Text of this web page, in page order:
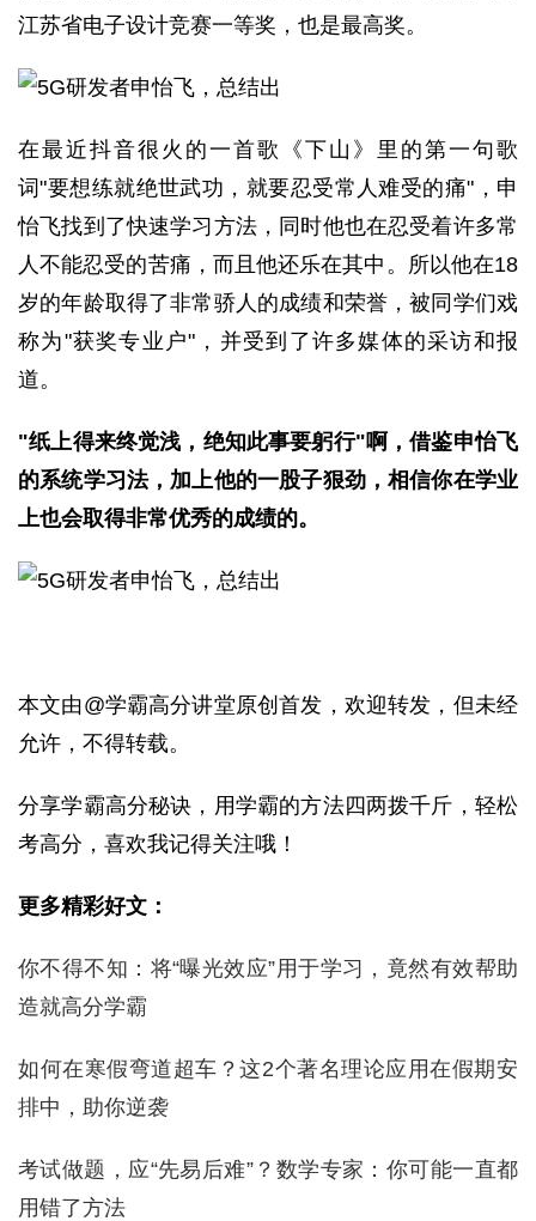
江苏省电子设计竞赛一等奖，也是最高奖。
在最近抖音很火的一首歌《下山》里的第一句歌
词"要想练就绝世武功，就要忍受常人难受的痛"，申
怡飞找到了快速学习方法，同时他也在忍受着许多常
人不能忍受的苦痛，而且他还乐在其中。所以他在18
岁的年龄取得了非常骄人的成绩和荣誉，被同学们戏
称为"获奖专业户"，并受到了许多媒体的采访和报
道。
"纸上得来终觉浅，绝知此事要躬行"啊，借鉴申怡飞
的系统学习法，加上他的一股子狠劲，相信你在学业
上也会取得非常优秀的成绩的。
本文由@学霸高分讲堂原创首发，欢迎转发，但未经
允许，不得转载。
分享学霸高分秘诀，用学霸的方法四两拨千斤，轻松
考高分，喜欢我记得关注哦！
更多精彩好文：
你不得不知：将“曝光效应”用于学习，竟然有效帮助
造就高分学霸
如何在寒假弯道超车？这2个著名理论应用在假期安
排中，助你逆袭
考试做题，应“先易后难”？数学专家：你可能一直都
用错了方法